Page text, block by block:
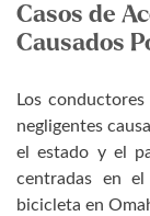
Casos de
Causados
Los
negligentes
el estado y el
centradas en
bicicleta en